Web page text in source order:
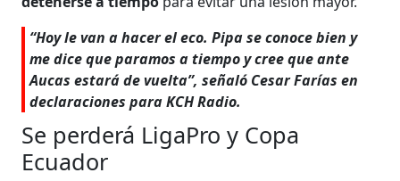
“Hoy le van a hacer el eco. Pipa se conoce bien y
me dice que paramos a tiempo y cree que ante
Aucas estará de vuelta”, señaló Cesar Farías en
declaraciones para KCH Radio.
Se perderá LigaPro y Copa
Ecuador